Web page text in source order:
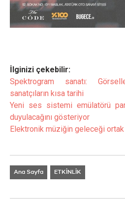
İlginizi çekebilir:
Spektrogram sanatı:
sanatçıların kısa tarihi
Yeni ses sistemi emülatörü
duyulacağını gösteriyor
Elektronik müziğin geleceği ortak
Ana Sayfa ETKİNLİK